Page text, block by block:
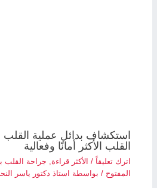
استكشاف بدائل عملية
القلب الأكثر أمانًا وفعالية
اترك تعليقاً / الأكثر قراءة جراحة القلب
المفتوح / بواسطة استاذ دكتور ياسر